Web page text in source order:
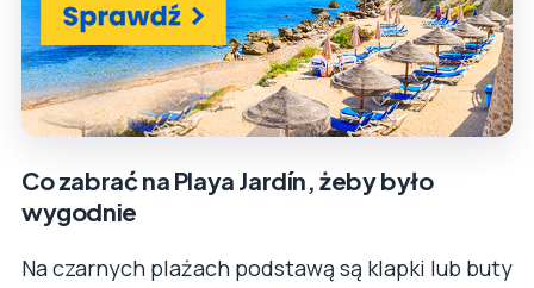
Co zabrać na Playa Jardín, żeby było
wygodnie
Na czarnych plażach podstawą są klapki lub buty